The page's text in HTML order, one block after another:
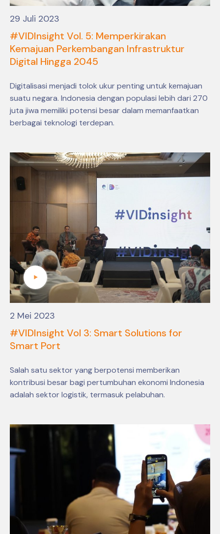
29 Juli 2023
#VIDInsight Vol. 5: Memperkirakan
Kemajuan Perkembangan Infrastruktur
Digital Hingga 2045
Digitalisasi menjadi tolok ukur penting untuk kemajuan
suatu negara. Indonesia dengan populasi lebih dari 270
juta jiwa memiliki potensi besar dalam memanfaatkan
berbagai teknologi terdepan.
2 Mei 2023
#VIDInsight Vol 3: Smart Solutions for
Smart Port
Salah satu sektor yang berpotensi memberikan
kontribusi besar bagi pertumbuhan ekonomi Indonesia
adalah sektor logistik, termasuk pelabuhan.